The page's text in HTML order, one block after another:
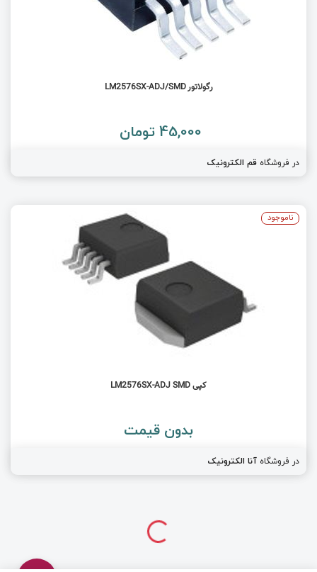
رگولاتور LM2576SX-ADJ/SMD
45,000 تومان
در فروشگاه قم الکترونیک
کپی LM2576SX-ADJ SMD
بدون قیمت
در فروشگاه آنا الکترونیک
ناموجود